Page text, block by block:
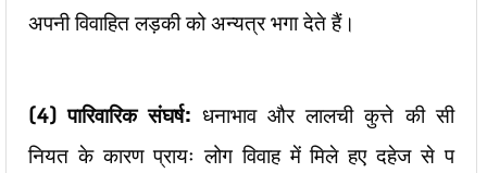
अपनी विवाहित लड़की को अन्यत्र भगा देते हैं।
(4)पारिवारिक संघर्ष: धनाभाव और लालची कुत्ते की सी
नियत के कारण प्रायः लोग विवाह में मिले हए दहेज से प